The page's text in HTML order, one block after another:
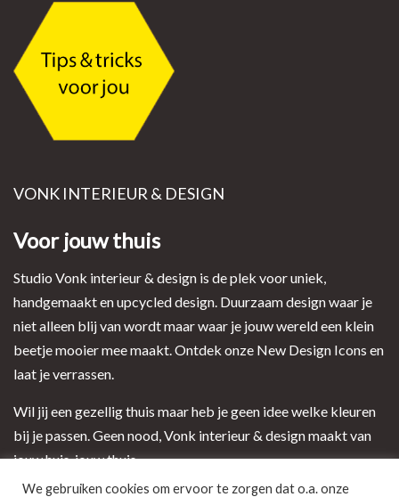
VONK INTERIEUR & DESIGN
Voor jouw thuis
Studio Vonk interieur & design is de plek voor uniek,
handgemaakt en upcycled design. Duurzaam design waar je
niet alleen blij van wordt maar waar je jouw wereld een klein
beetje mooier mee maakt. Ontdek onze New Design Icons en
laat je verrassen.
Wil jij een gezellig thuis maar heb je geen idee welke kleuren
bij je passen. Geen nood, Vonk interieur & design maakt van
jouw huis, jouw thuis.
We gebruiken cookies om ervoor te zorgen dat o.a. onze